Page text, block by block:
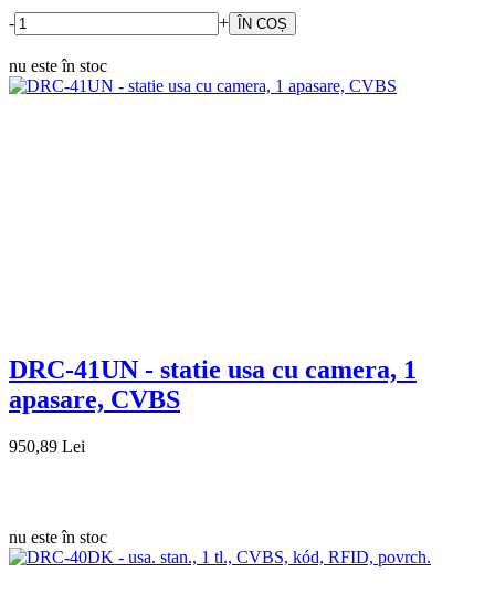
- +
nu este în stoc
DRC-41UN - statie usa cu camera, 1
apasare, CVBS
950,89 Lei
nu este în stoc